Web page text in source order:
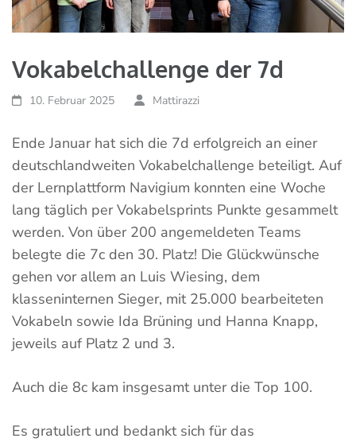
Vokabelchallenge der 7d
10. Februar 2025 Mattirazzi
Ende Januar hat sich die 7d erfolgreich an einer
deutschlandweiten Vokabelchallenge beteiligt. Auf
der Lernplattform Navigium konnten eine Woche
lang täglich per Vokabelsprints Punkte gesammelt
werden. Von über 200 angemeldeten Teams
belegte die 7c den 30. Platz! Die Glückwünsche
gehen vor allem an Luis Wiesing, dem
klasseninternen Sieger, mit 25.000 bearbeiteten
Vokabeln sowie Ida Brüning und Hanna Knapp,
jeweils auf Platz 2 und 3.
Auch die 8c kam insgesamt unter die Top 100.
Es gratuliert und bedankt sich für das